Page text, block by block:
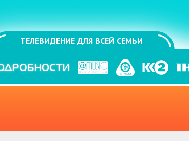
ТЕЛЕВИДЕНИЕ ДЛЯ ВСЕЙ СЕМЬИ